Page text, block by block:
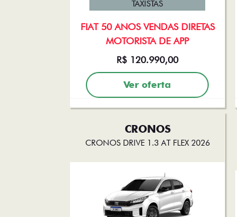
FIAT 50 ANOS VENDAS DIRETAS
MOTORISTA DE APP
TAXISTAS
R$ 120.990,00
Ver oferta
CRONOS
CRONOS DRIVE 1.3 AT FLEX 2026